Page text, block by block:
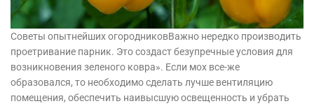
Советы опытнейших огородниковВажно нередко производить
проетривание парник. Это создаст безупречные условия для
возникновения зеленого ковра». Если мох все-же
образовался, то необходимо сделать лучше вентиляцию
помещения, обеспечить наивысшую освещенность и убрать